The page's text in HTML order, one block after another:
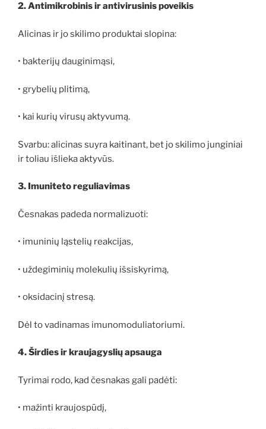
2. Antimikrobinis ir antivirusinis poveikis
Alicinas ir jo skilimo produktai slopina:
• bakterijų dauginimąsi,
• grybelių plitimą,
• kai kurių virusų aktyvumą.
Svarbu: alicinas suyra kaitinant, bet jo skilimo junginiai
ir toliau išlieka aktyvūs.
3. Imuniteto reguliavimas
Česnakas padeda normalizuoti:
• imuninių ląstelių reakcijas,
• uždegiminių molekulių išsiskyrimą,
• oksidacinį stresą.
Dėl to vadinamas imunomoduliatoriumi.
4. Širdies ir kraujagyslių apsauga
Tyrimai rodo, kad česnakas gali padėti:
• mažinti kraujospūdį,